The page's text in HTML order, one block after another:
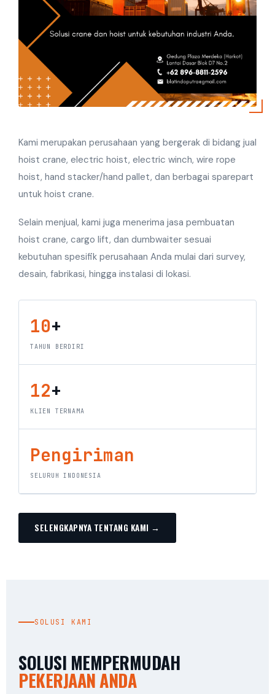
Kami merupakan perusahaan yang bergerak di bidang jual
hoist crane, electric hoist, electric winch, wire rope
hoist, hand stacker/hand pallet, dan berbagai sparepart
untuk hoist crane.
Selain menjual, kami juga menerima jasa pembuatan
hoist crane, cargo lift, dan dumbwaiter sesuai
kebutuhan spesifik perusahaan Anda mulai dari survey,
desain, fabrikasi, hingga instalasi di lokasi.
10+
TAHUN BERDIRI
12+
KLIEN TERNAMA
Pengiriman
SELURUH INDONESIA
SELENGKAPNYA TENTANG KAMI →
SOLUSI KAMI
SOLUSI MEMPERMUDAH
PEKERJAAN ANDA